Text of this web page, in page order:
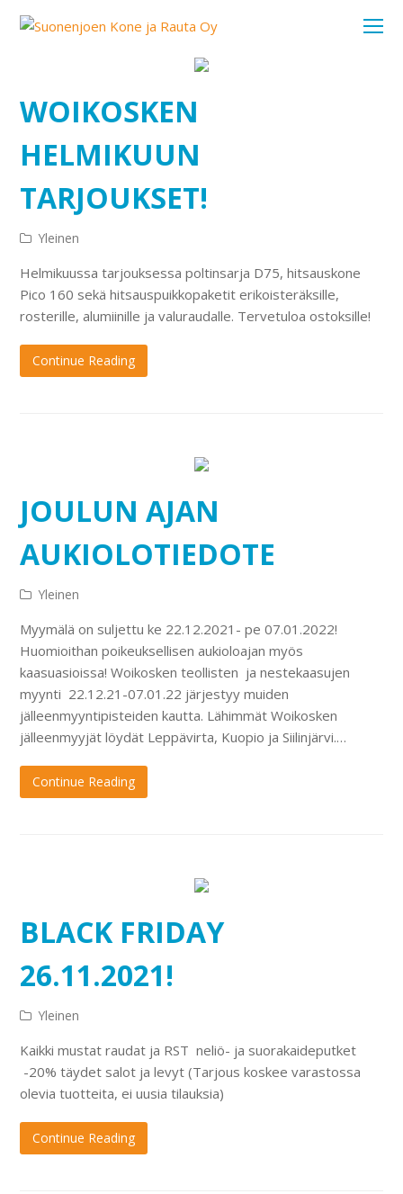
WOIKOSKEN
HELMIKUUN
TARJOUKSET!
Yleinen
Helmikuussa tarjouksessa poltinsarja D75, hitsauskone
Pico 160 sekä hitsauspuikkopaketit erikoisteräksille,
rosterille, alumiinille ja valuraudalle. Tervetuloa ostoksille!
Continue Reading
JOULUN AJAN
AUKIOLOTIEDOTE
Yleinen
Myymälä on suljettu ke 22.12.2021- pe 07.01.2022!
Huomioithan poikeuksellisen aukioloajan myös
kaasuasioissa! Woikosken teollisten ja nestekaasujen
myynti 22.12.21-07.01.22 järjestyy muiden
jälleenmyyntipisteiden kautta. Lähimmät Woikosken
jälleenmyyjät löydät Leppävirta, Kuopio ja Siilinjärvi.…
Continue Reading
BLACK FRIDAY
26.11.2021!
Yleinen
Kaikki mustat raudat ja RST neliö- ja suorakaideputket
-20% täydet salot ja levyt (Tarjous koskee varastossa
olevia tuotteita, ei uusia tilauksia)
Continue Reading